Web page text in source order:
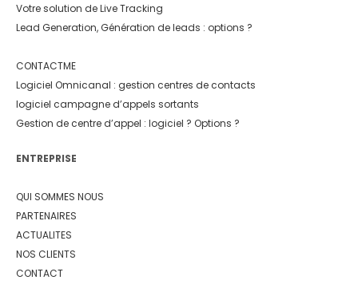
Votre solution de Live Tracking
Lead Generation, Génération de leads : options ?
CONTACTME
Logiciel Omnicanal : gestion centres de contacts
logiciel campagne d’appels sortants
Gestion de centre d’appel : logiciel ? Options ?
ENTREPRISE
QUI SOMMES NOUS
PARTENAIRES
ACTUALITES
NOS CLIENTS
CONTACT